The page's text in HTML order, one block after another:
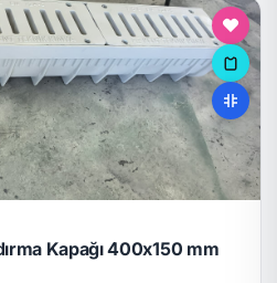
Kapağı 400x150 mm